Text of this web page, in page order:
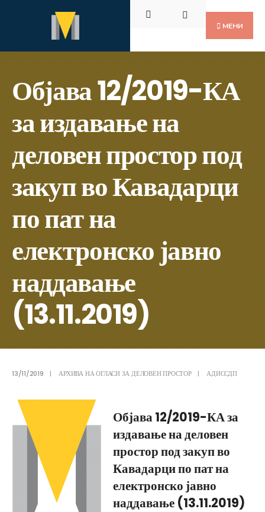
содржината
МЕНИ
Објава 12/2019-КА
за издавање на
деловен простор под
закуп во Кавадарци
по пат на
електронско јавно
наддавање
(13.11.2019)
13/11/2019 | АРХИВА НА ОГЛАСИ ЗА ДЕЛОВЕН ПРОСТОР | АДИССДП
Објава 12/2019-КА за
издавање на деловен
простор под закуп во
Кавадарци по пат на
електронско јавно
наддавање (13.11.2019)